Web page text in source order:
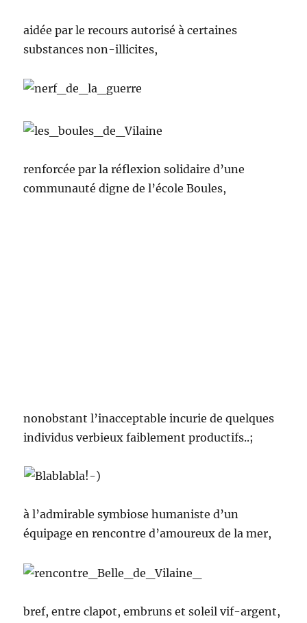
aidée par le recours autorisé à certaines
substances non-illicites,
renforcée par la réflexion solidaire d’une
communauté digne de l’école Boules,
nonobstant l’inacceptable incurie de quelques
individus verbieux faiblement productifs..;
à l’admirable symbiose humaniste d’un
équipage en rencontre d’amoureux de la mer,
bref, entre clapot, embruns et soleil vif-argent,